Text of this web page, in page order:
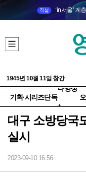
직설 ‘in서울’ 계
1945년 10월 11일 창간
기획·시리즈단독
다양성
+
대구 소방당국
실시
2023-09-10 16:56